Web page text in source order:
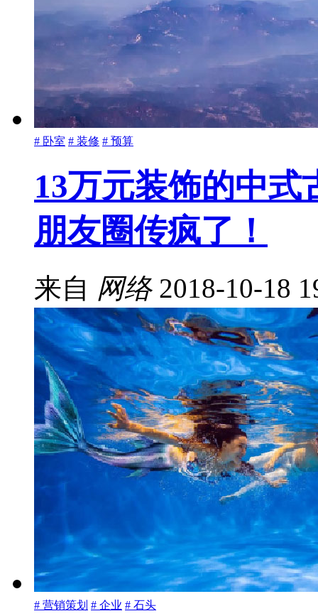
# 卧室 # 装修 # 预算
13万元装饰的中式
朋友圈传疯了！
来自 网络 2018-10-18
# 营销策划 # 企业 # 石头